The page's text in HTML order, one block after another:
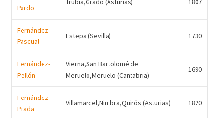
Pardo
Trubia,Grado (Asturias) 1807
Fernández-
Pascual
Estepa (Sevilla) 1730
Fernández-
Pellón
Vierna,San Bartolomé de
Meruelo,Meruelo (Cantabria)
1690
Fernández-
Prada
Villamarcel,Nimbra,Quirós (Asturias) 1820